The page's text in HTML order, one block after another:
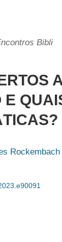
Bibli
E
Rockembach